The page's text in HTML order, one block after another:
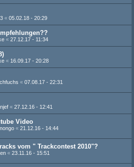
« 05.02.18 - 20:29
« 27.12.17 - 11:34
« 16.09.17 - 20:28
« 07.08.17 - 22:31
« 27.12.16 - 12:41
Video
« 21.12.16 - 14:44
vom " Trackcontest 2010"?
« 23.11.16 - 15:51